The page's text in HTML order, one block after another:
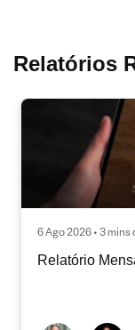
Relatórios
6 Ago 2026 • 3
Relatório